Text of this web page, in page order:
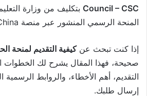
Council – CSC بتكليف من وزارة
المنحة الرسمي المنشور عبر منصة Campus China.
إذا كنت تبحث عنكيفية التقديم لمنحة
صحيحة، فهذا المقال يشرح لك الخطوات
التقديم، أهم الأخطاء، والروابط الرسمية
إرسال طلبك.